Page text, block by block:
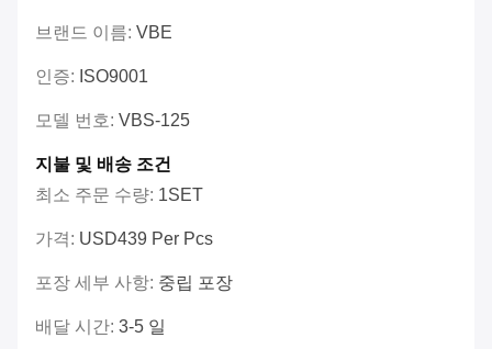
브랜드 이름: VBE
인증: ISO9001
모델 번호: VBS-125
지불 및 배송 조건
최소 주문 수량: 1SET
가격: USD439 Per Pcs
포장 세부 사항: 중립 포장
배달 시간: 3-5 일